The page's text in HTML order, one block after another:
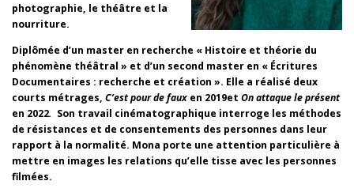
photographie, le théâtre et la
nourriture.
Diplômée d’un master en recherche « Histoire et théorie du
phénomène théâtral » et d’un second master en « Écritures
Documentaires : recherche et création ». Elle a réalisé deux
courts métrages, C’est pour de faux en 2019et On attaque le présent
en 2022. Son travail cinématographique interroge les méthodes
de résistances et de consentements des personnes dans leur
rapport à la normalité. Mona porte une attention particulière à
mettre en images les relations qu’elle tisse avec les personnes
filmées.